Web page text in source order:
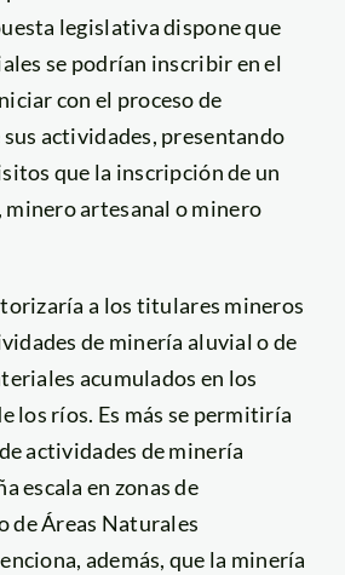
legislativa dispone que
se podrían inscribir en el
con el proceso de
actividades, presentando
que la inscripción de un
minero artesanal o minero
a los titulares mineros
de minería aluvial o de
acumulados en los
los ríos. Es más se permitiría
actividades de minería
escala en zonas de
de Áreas Naturales
además, que la minería